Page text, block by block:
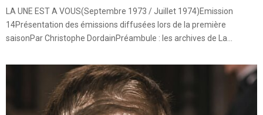
LA UNE EST A VOUS(Septembre 1973 / Juillet 1974)Emission
14Présentation des émissions diffusées lors de la première
saisonPar Christophe DordainPréambule : les archives de La...